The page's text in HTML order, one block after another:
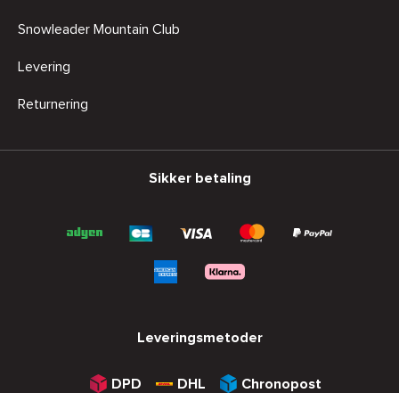
Snowleader Mountain Club
Levering
Returnering
Sikker betaling
Leveringsmetoder
DPD DHL Chronopost